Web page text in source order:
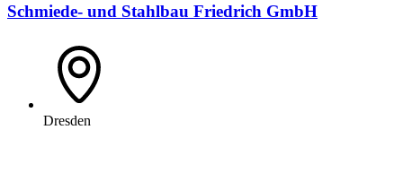
Schmiede- und Stahlbau Friedrich GmbH
Dresden